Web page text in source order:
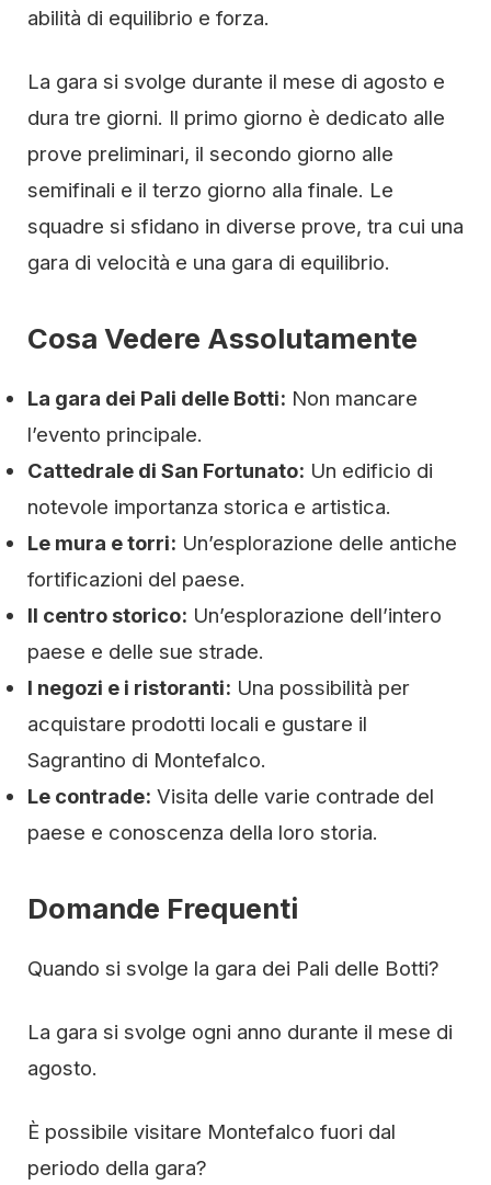
abilità di equilibrio e forza.
La gara si svolge durante il mese di agosto e
dura tre giorni. Il primo giorno è dedicato alle
prove preliminari, il secondo giorno alle
semifinali e il terzo giorno alla finale. Le
squadre si sfidano in diverse prove, tra cui una
gara di velocità e una gara di equilibrio.
Cosa Vedere Assolutamente
La gara dei Pali delle Botti: Non mancare
l’evento principale.
Cattedrale di San Fortunato: Un edificio di
notevole importanza storica e artistica.
Le mura e torri: Un’esplorazione delle antiche
fortificazioni del paese.
Il centro storico: Un’esplorazione dell’intero
paese e delle sue strade.
I negozi e i ristoranti: Una possibilità per
acquistare prodotti locali e gustare il
Sagrantino di Montefalco.
Le contrade: Visita delle varie contrade del
paese e conoscenza della loro storia.
Domande Frequenti
Quando si svolge la gara dei Pali delle Botti?
La gara si svolge ogni anno durante il mese di
agosto.
È possibile visitare Montefalco fuori dal
periodo della gara?